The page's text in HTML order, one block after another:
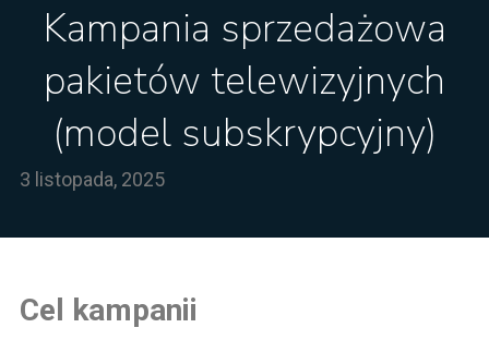
Kampania sprzedażowa
pakietów telewizyjnych
(model subskrypcyjny)
3 listopada, 2025
Cel kampanii